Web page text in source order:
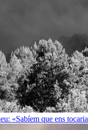
«Sabíem que ens